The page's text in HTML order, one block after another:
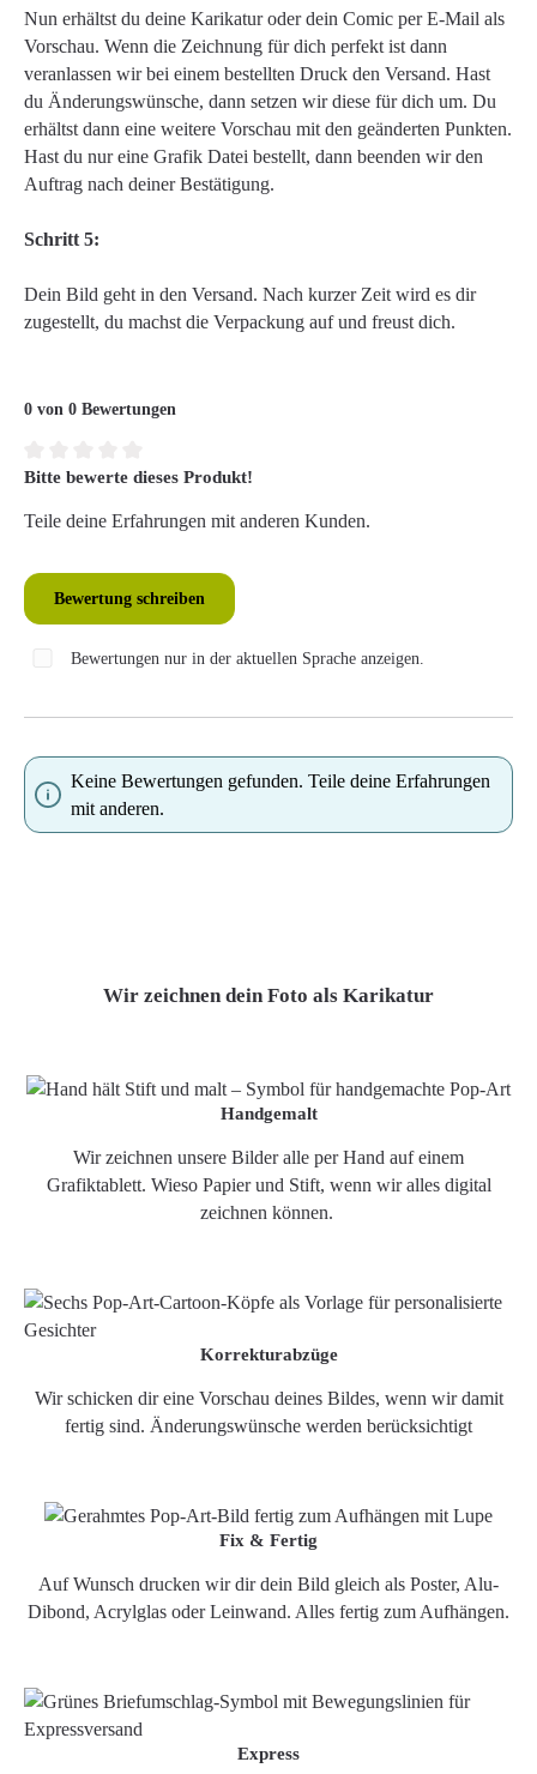
Nun erhältst du deine Karikatur oder dein Comic per E-Mail als
Vorschau. Wenn die Zeichnung für dich perfekt ist dann
veranlassen wir bei einem bestellten Druck den Versand. Hast
du Änderungswünsche, dann setzen wir diese für dich um. Du
erhältst dann eine weitere Vorschau mit den geänderten Punkten.
Hast du nur eine Grafik Datei bestellt, dann beenden wir den
Auftrag nach deiner Bestätigung.
Schritt 5:
Dein Bild geht in den Versand. Nach kurzer Zeit wird es dir
zugestellt, du machst die Verpackung auf und freust dich.
0 von 0 Bewertungen
Durchschnittliche Bewertung von 0 von 5 Sternen
Bitte bewerte dieses Produkt!
Teile deine Erfahrungen mit anderen Kunden.
Bewertung schreiben
Bewertungen nur in der aktuellen Sprache anzeigen.
Keine Bewertungen gefunden. Teile deine Erfahrungen
mit anderen.
Wir zeichnen dein Foto als Karikatur
Handgemalt
Wir zeichnen unsere Bilder alle per Hand auf einem
Grafiktablett. Wieso Papier und Stift, wenn wir alles digital
zeichnen können.
Korrekturabzüge
Wir schicken dir eine Vorschau deines Bildes, wenn wir damit
fertig sind. Änderungswünsche werden berücksichtigt
Fix & Fertig
Auf Wunsch drucken wir dir dein Bild gleich als Poster, Alu-
Dibond, Acrylglas oder Leinwand. Alles fertig zum Aufhängen.
Express